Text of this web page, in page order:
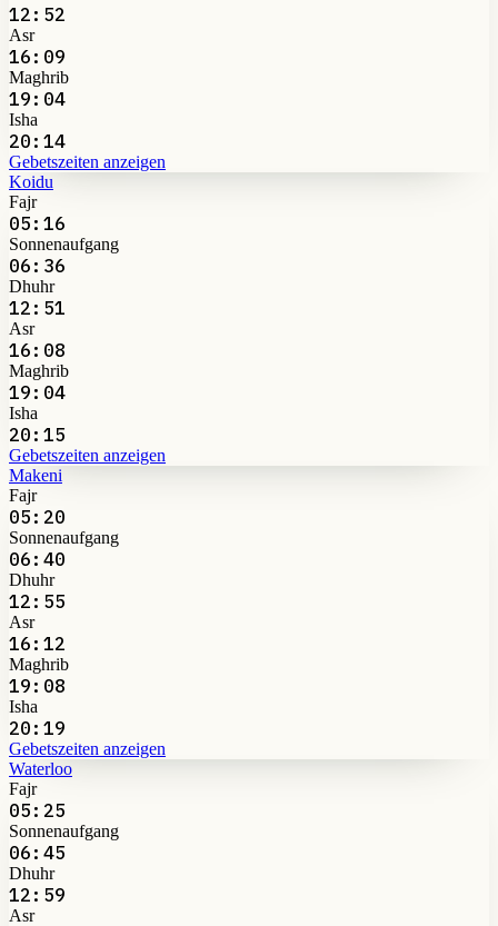
12:52
Asr
16:09
Maghrib
19:04
Isha
20:14
Gebetszeiten anzeigen
Koidu
Fajr
05:16
Sonnenaufgang
06:36
Dhuhr
12:51
Asr
16:08
Maghrib
19:04
Isha
20:15
Gebetszeiten anzeigen
Makeni
Fajr
05:20
Sonnenaufgang
06:40
Dhuhr
12:55
Asr
16:12
Maghrib
19:08
Isha
20:19
Gebetszeiten anzeigen
Waterloo
Fajr
05:25
Sonnenaufgang
06:45
Dhuhr
12:59
Asr